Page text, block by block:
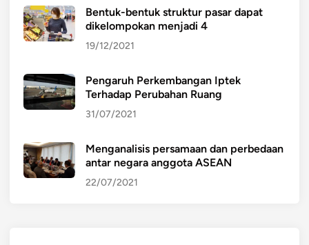
Bentuk-bentuk struktur pasar dapat
dikelompokan menjadi 4
19/12/2021
Pengaruh Perkembangan Iptek
Terhadap Perubahan Ruang
31/07/2021
Menganalisis persamaan dan perbedaan
antar negara anggota ASEAN
22/07/2021